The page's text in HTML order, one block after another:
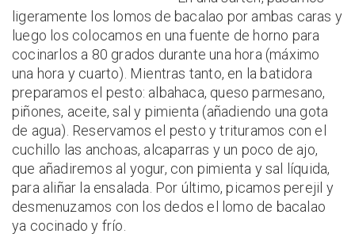
ligeramente los lomos de bacalao por ambas caras y
luego los colocamos en una fuente de horno para
cocinarlos a 80 grados durante una hora (máximo
una hora y cuarto). Mientras tanto, en la batidora
preparamos el pesto: albahaca, queso parmesano,
piñones, aceite, sal y pimienta (añadiendo una gota
de agua). Reservamos el pesto y trituramos con el
cuchillo las anchoas, alcaparras y un poco de ajo,
que añadiremos al yogur, con pimienta y sal líquida,
para aliñar la ensalada. Por último, picamos perejil y
desmenuzamos con los dedos el lomo de bacalao
ya cocinado y frío.